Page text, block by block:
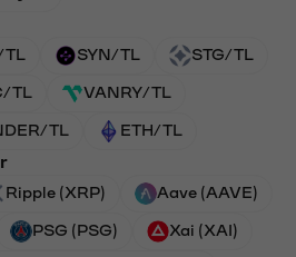
SYN/TL STG/TL
TL VANRY/TL
TL ETH/TL
Ripple (XRP) Aave (AAVE)
PSG (PSG) Xai (XAI)